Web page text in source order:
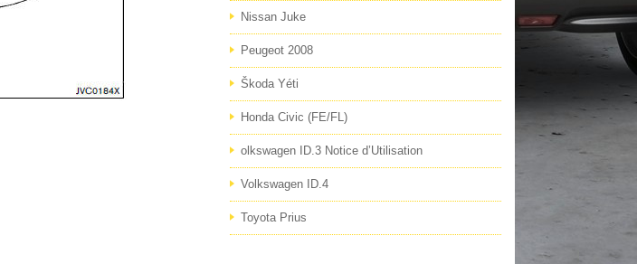
Nissan Juke
Peugeot 2008
Škoda Yéti
Honda Civic (FE/FL)
olkswagen ID.3 Notice d’Utilisation
Volkswagen ID.4
Toyota Prius